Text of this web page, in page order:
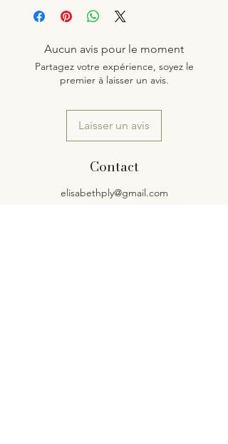
Pierre naturelle : quartz rose
Taille rose – Ø 8 mm
Fermoir type clou (ou à préciser si
différent)
Poids : 5,79g la paire
Petite série
Aucun avis pour le moment
Partagez votre expérience, soyez le
premier à laisser un avis.
Laisser un avis
Contact
elisabethply@gmail.com